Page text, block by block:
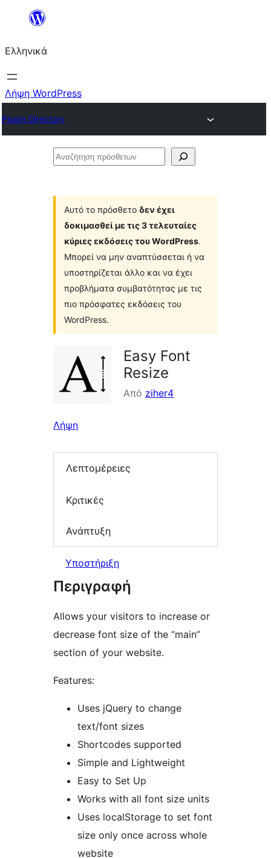
Μετάβαση
περιεχόμενο
Ελληνικά
Λήψη WordPress
Plugin Directory
Αναζήτηση
Αυτό το πρόσθετο δεν έχει
δοκιμασθεί με τις 3 τελευταίες
κύριες εκδόσεις του WordPress.
Μπορεί να μην αναπτύσσεται ή να
υποστηρίζεται άλλο και να έχει
προβλήματα συμβατότητας με τις
πιο πρόσφατες εκδόσεις του
WordPress.
Easy Font
Resize
Από ziher4
Λήψη
Λεπτομέρειες
Κριτικές
Ανάπτυξη
Υποστήριξη
Περιγραφή
Allows your visitors to increase or
decrease font size of the “main”
section of your website.
Features:
Uses jQuery to change
text/font sizes
Shortcodes supported
Simple and Lightweight
Easy to Set Up
Works with all font size units
Uses localStorage to set font
size only once across whole
website